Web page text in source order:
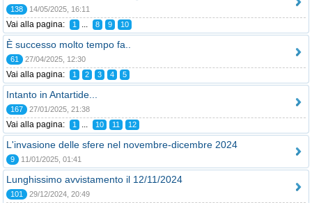
138 14/05/2025, 16:11
Vai alla pagina: 1 ... 8 9 10
È successo molto tempo fa..
61 27/04/2025, 12:30
Vai alla pagina: 1 2 3 4 5
Intanto in Antartide...
167 27/01/2025, 21:38
Vai alla pagina: 1 ... 10 11 12
L'invasione delle sfere nel novembre-dicembre 2024
9 11/01/2025, 01:41
Lunghissimo avvistamento il 12/11/2024
101 29/12/2024, 20:49